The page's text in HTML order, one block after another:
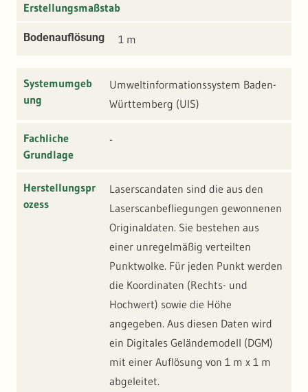
Erstellungsmaßstab
Bodenauflösung 1 m
Systemumgeb
ung
Umweltinformationssystem Baden-
Württemberg (UIS)
Fachliche
Grundlage
-
Herstellungspr
ozess
Laserscandaten sind die aus den
Laserscanbefliegungen gewonnenen
Originaldaten. Sie bestehen aus
einer unregelmäßig verteilten
Punktwolke. Für jeden Punkt werden
die Koordinaten (Rechts- und
Hochwert) sowie die Höhe
angegeben. Aus diesen Daten wird
ein Digitales Geländemodell (DGM)
mit einer Auflösung von 1 m x 1 m
abgeleitet.